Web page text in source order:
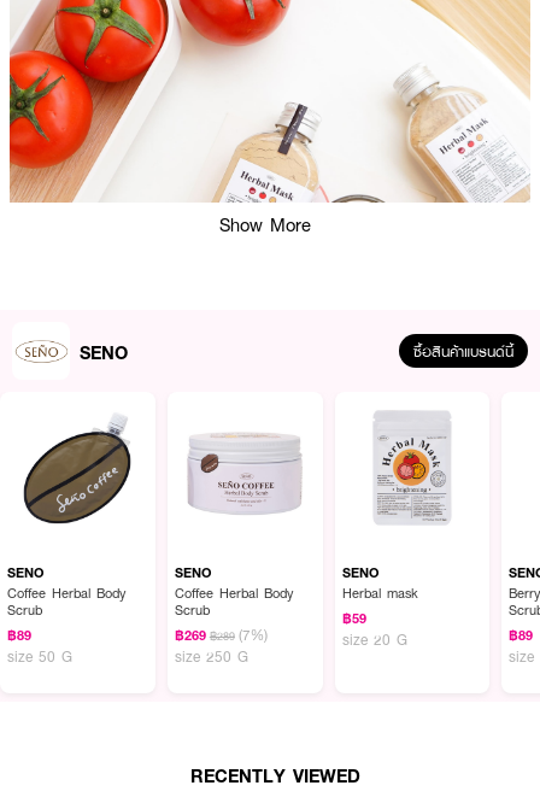
ผลลัพธ์ที่ได้ :
SENO Herbal mask
มาส์กสมุนไพรสูตรธรรมชาติที่ช่วยให้ผิวรู้สึกสะอาด เรียบ
เนียน และสดชื่นหลังใช้
ผสานพลังจากสมุนไพร 3 ชนิด ได้แก่ เปลือกมังคุด มะเขือเทศ และมะตูม
· เปลือกมังคุด - ลดการอักเสบของสิว
· มะเขือเทศ - ช่วยให้ผิวสว่างกระจ่างใส
Show More
SENO ซื้อสินค้าแบรนด์นี้
SENO
Coffee Herbal Body
Scrub
฿89
size 50 G
SENO
Coffee Herbal Body
Scrub
฿269 ฿289 (7%)
size 250 G
SENO
Herbal mask
฿59
size 20 G
฿89
size
RECENTLY VIEWED